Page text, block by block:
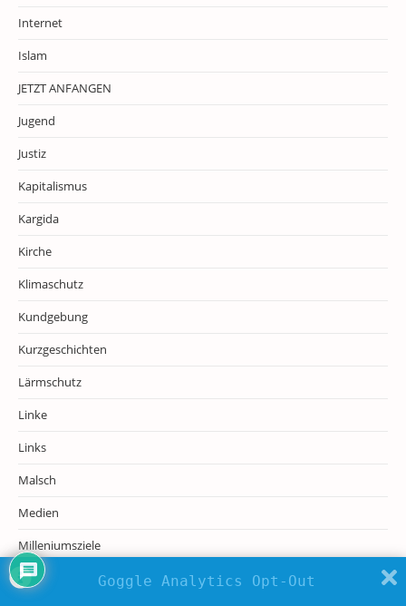
Internet
Islam
JETZT ANFANGEN
Jugend
Justiz
Kapitalismus
Kargida
Kirche
Klimaschutz
Kundgebung
Kurzgeschichten
Lärmschutz
Linke
Links
Malsch
Medien
Milleniumsziele
Native AmericansGoggle Analytics Opt-Out